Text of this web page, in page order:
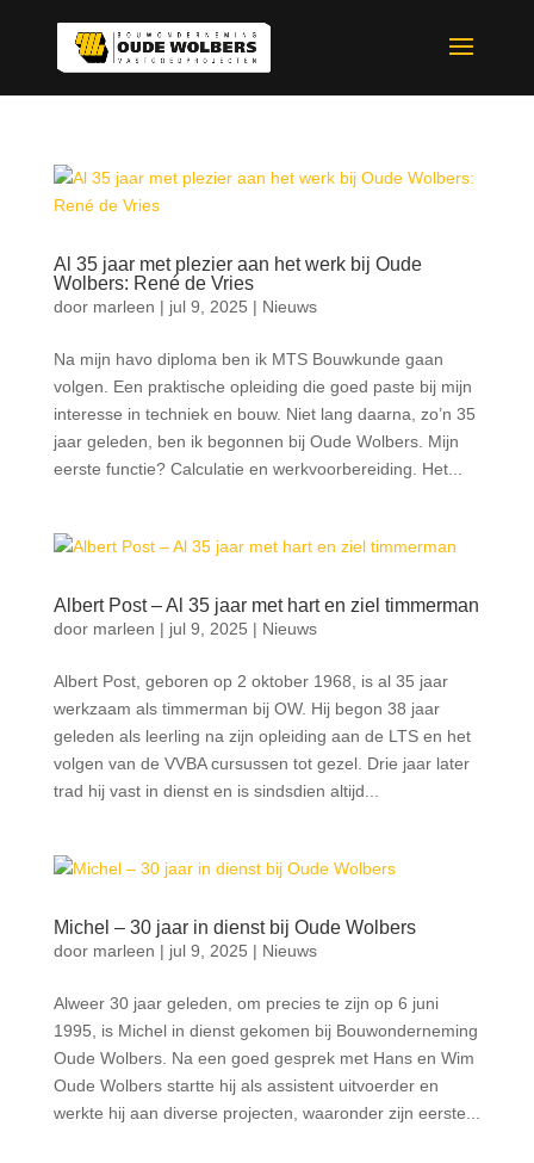
Al 35 jaar met plezier aan het werk bij Oude
Wolbers: René de Vries
door marleen | jul 9, 2025 | Nieuws
Na mijn havo diploma ben ik MTS Bouwkunde gaan
volgen. Een praktische opleiding die goed paste bij mijn
interesse in techniek en bouw. Niet lang daarna, zo’n 35
jaar geleden, ben ik begonnen bij Oude Wolbers. Mijn
eerste functie? Calculatie en werkvoorbereiding. Het...
Albert Post – Al 35 jaar met hart en ziel timmerman
door marleen | jul 9, 2025 | Nieuws
Albert Post, geboren op 2 oktober 1968, is al 35 jaar
werkzaam als timmerman bij OW. Hij begon 38 jaar
geleden als leerling na zijn opleiding aan de LTS en het
volgen van de VVBA cursussen tot gezel. Drie jaar later
trad hij vast in dienst en is sindsdien altijd...
Michel – 30 jaar in dienst bij Oude Wolbers
door marleen | jul 9, 2025 | Nieuws
Alweer 30 jaar geleden, om precies te zijn op 6 juni
1995, is Michel in dienst gekomen bij Bouwonderneming
Oude Wolbers. Na een goed gesprek met Hans en Wim
Oude Wolbers startte hij als assistent uitvoerder en
werkte hij aan diverse projecten, waaronder zijn eerste...